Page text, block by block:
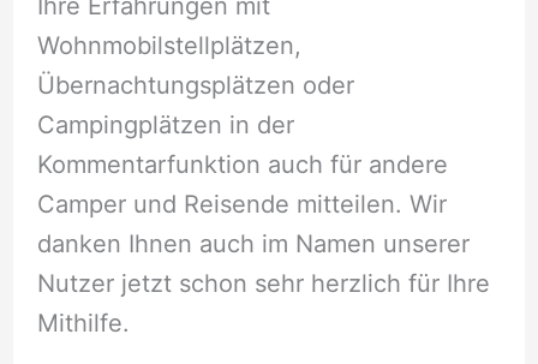
Ihre Erfahrungen mit
Wohnmobilstellplätzen,
Übernachtungsplätzen oder
Campingplätzen in der
Kommentarfunktion auch für andere
Camper und Reisende mitteilen. Wir
danken Ihnen auch im Namen unserer
Nutzer jetzt schon sehr herzlich für Ihre
Mithilfe.